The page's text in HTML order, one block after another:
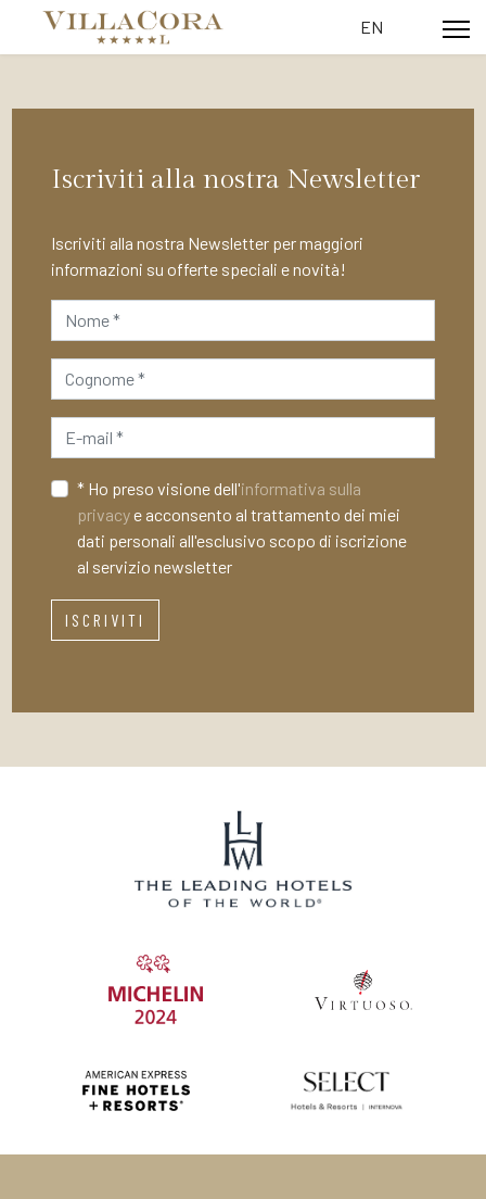
Seleziona la tua
EN
Iscriviti alla nostra Newsletter
Iscriviti alla nostra Newsletter per maggiori
informazioni su offerte speciali e novità!
* Ho preso visione dell'informativa sulla
privacye acconsento al trattamento dei miei
dati personali all'esclusivo scopo di iscrizione
al servizio newsletter
ISCRIVITI